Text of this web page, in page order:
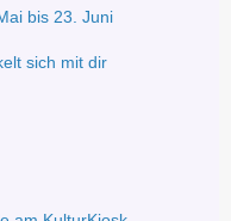
bis 23. Juni
sich mit dir